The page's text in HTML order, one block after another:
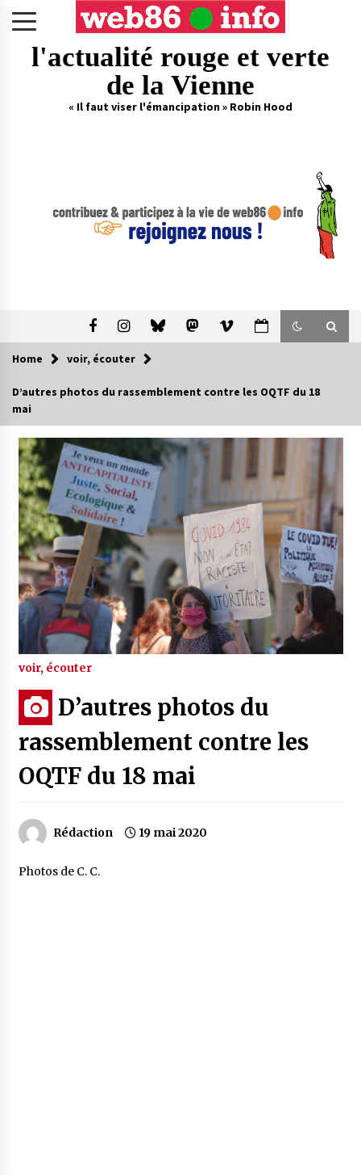
l'actualité rouge et verte
de la Vienne
« Il faut viser l'émancipation » Robin Hood
Home voir, écouter
D’autres photos du rassemblement contre les OQTF du 18
mai
voir, écouter
D’autres photos du
rassemblement contre les
OQTF du 18 mai
Rédaction 19 mai 2020
Photos de C. C.